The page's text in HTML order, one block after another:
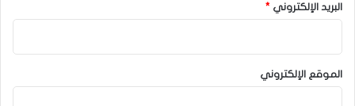
البريد الإلكتروني *
الموقع الإلكتروني